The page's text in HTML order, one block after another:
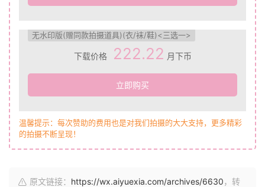
无水印版(赠同款拍摄道具)(衣/袜/鞋)<三选一>
下载价格 222.22 月下币
立即购买
温馨提示：每次赞助的费用也是对我们拍摄的大大支持，更多精彩
的拍摄不断呈现！
原文链接： https://wx.aiyuexia.com/archives/6630，转